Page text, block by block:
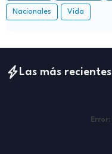
Nacionales Vida
Las más recientes
Error: